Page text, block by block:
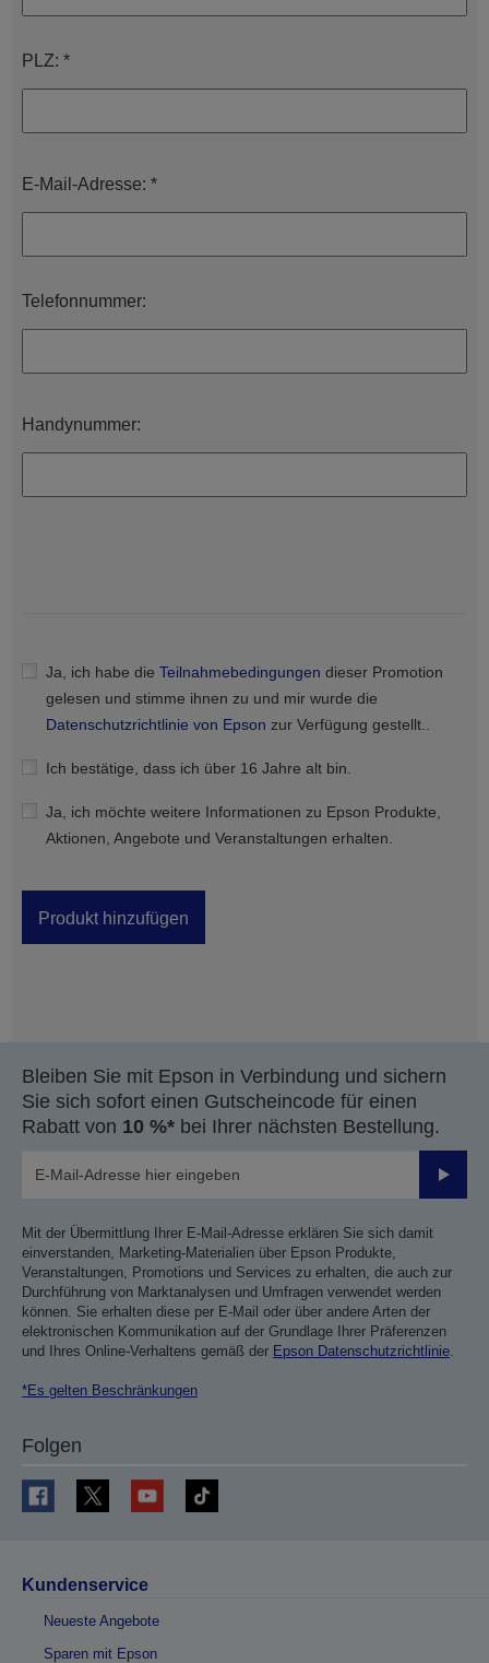
PLZ: *
E-Mail-Adresse: *
Telefonnummer:
Handynummer:
Ja, ich habe die Teilnahmebedingungen dieser Promotion
gelesen und stimme ihnen zu und mir wurde die
Datenschutzrichtlinie von Epson zur Verfügung gestellt..
Ich bestätige, dass ich über 16 Jahre alt bin.
Ja, ich möchte weitere Informationen zu Epson Produkte,
Aktionen, Angebote und Veranstaltungen erhalten.
Produkt hinzufügen
Bleiben Sie mit Epson in Verbindung und sichern
Sie sich sofort einen Gutscheincode für einen
Rabatt von 10 %* bei Ihrer nächsten Bestellung.
Mit der Übermittlung Ihrer E-Mail-Adresse erklären Sie sich damit
einverstanden, Marketing-Materialien über Epson Produkte,
Veranstaltungen, Promotions und Services zu erhalten, die auch zur
Durchführung von Marktanalysen und Umfragen verwendet werden
können. Sie erhalten diese per E-Mail oder über andere Arten der
elektronischen Kommunikation auf der Grundlage Ihrer Präferenzen
und Ihres Online-Verhaltens gemäß der Epson Datenschutzrichtlinie.
*Es gelten Beschränkungen
Folgen
Kundenservice
Neueste Angebote
Sparen mit Epson